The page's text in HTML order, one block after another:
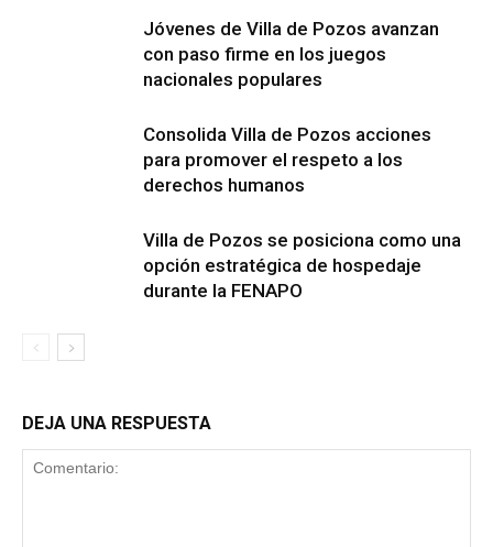
Jóvenes de Villa de Pozos avanzan
con paso firme en los juegos
nacionales populares
Consolida Villa de Pozos acciones
para promover el respeto a los
derechos humanos
Villa de Pozos se posiciona como una
opción estratégica de hospedaje
durante la FENAPO
DEJA UNA RESPUESTA